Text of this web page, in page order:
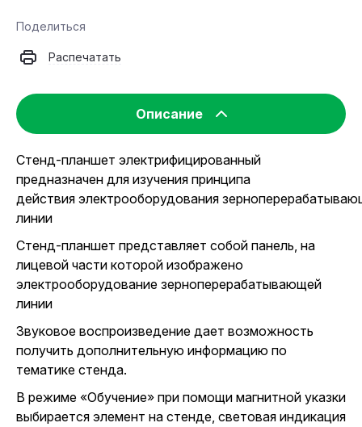
Поделиться
Распечатать
Описание
Стенд-планшет электрифицированный
предназначен для изучения принципа
действия электрооборудования
линии
Стенд-планшет представляет собой панель, на
лицевой части которой изображено
электрооборудование зерноперерабатывающей
линии
Звуковое воспроизведение дает возможность
получить дополнительную информацию по
тематике стенда.
В режиме «Обучение» при помощи магнитной указки
выбирается элемент на стенде, световая индикация